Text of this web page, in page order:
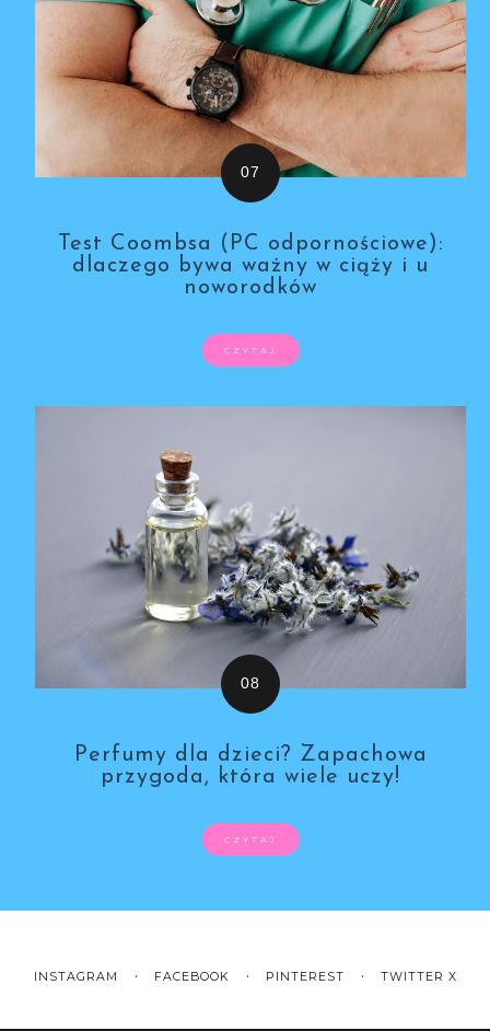
Test Coombsa (PC odpornościowe):
dlaczego bywa ważny w ciąży i u
noworodków
CZYTAJ
Perfumy dla dzieci? Zapachowa
przygoda, która wiele uczy!
CZYTAJ
INSTAGRAM FACEBOOK PINTEREST TWITTER X